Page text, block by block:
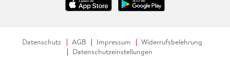
Datenschutz AGB Impressum
Widerrufsbelehrung
Datenschutzeinstellungen